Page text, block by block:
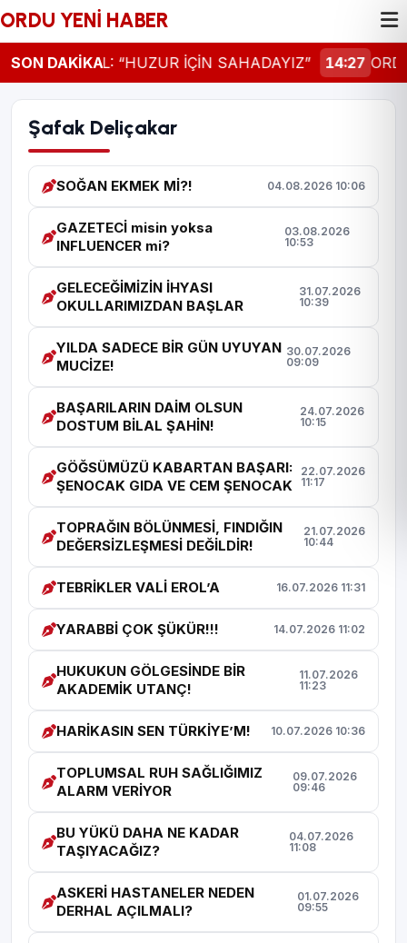
ORDU YENİ HABER
SON DAKİKA
VALİ EROL: “HUZUR İÇİN SAHADAYIZ” 14:27
Şafak Deliçakar
SOĞAN EKMEK Mİ?! 04.08.2026 10:06
GAZETECİ misin yoksa
INFLUENCER mi?
03.08.2026
10:53
GELECEĞİMİZİN İHYASI
OKULLARIMIZDAN BAŞLAR
31.07.2026
10:39
YILDA SADECE BİR GÜN UYUYAN
MUCİZE!
30.07.2026
09:09
BAŞARILARIN DAİM OLSUN
DOSTUM BİLAL ŞAHİN!
24.07.2026
10:15
GÖĞSÜMÜZÜ KABARTAN BAŞARI:
ŞENOCAK GIDA VE CEM ŞENOCAK
22.07.2026
11:17
TOPRAĞIN BÖLÜNMESİ, FINDIĞIN
DEĞERSİZLEŞMESİ DEĞİLDİR!
21.07.2026
10:44
TEBRİKLER VALİ EROL’A 16.07.2026 11:31
YARABBİ ÇOK ŞÜKÜR!!! 14.07.2026 11:02
HUKUKUN GÖLGESİNDE BİR
AKADEMİK UTANÇ!
11.07.2026
11:23
HARİKASIN SEN TÜRKİYE’M! 10.07.2026 10:36
TOPLUMSAL RUH SAĞLIĞIMIZ
ALARM VERİYOR
09.07.2026
09:46
BU YÜKÜ DAHA NE KADAR
TAŞIYACAĞIZ?
04.07.2026
11:08
ASKERİ HASTANELER NEDEN
DERHAL AÇILMALI?
01.07.2026
09:55